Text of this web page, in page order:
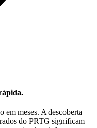
em meses. A descoberta
do PRTG significam